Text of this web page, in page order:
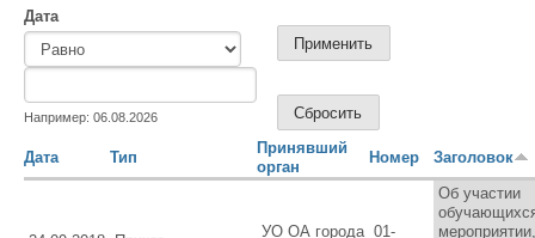
Дата
Например: 06.08.2026
Дата Тип
Принявший
орган
Номер Заголовок
УО ОА города 01-
Об участии
мероприятии,